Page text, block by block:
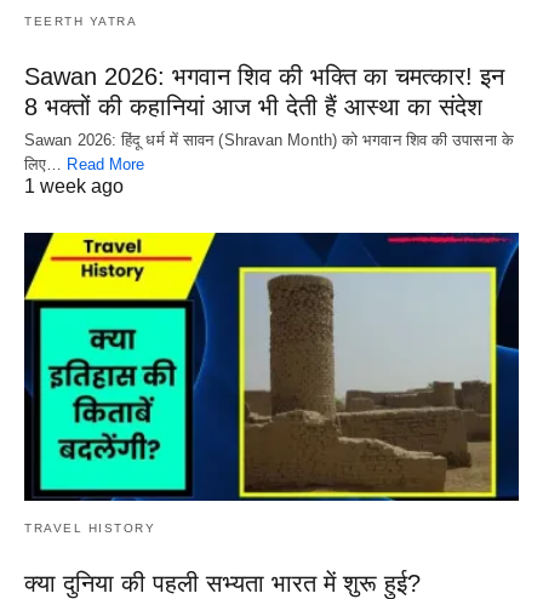
TEERTH YATRA
Sawan 2026: भगवान शिव की भक्ति का चमत्कार! इन
8 भक्तों की कहानियां आज भी देती हैं आस्था का संदेश
Sawan 2026: हिंदू धर्म में सावन (Shravan Month) को भगवान शिव की उपासना के
लिए… Read More
1 week ago
TRAVEL HISTORY
क्या दुनिया की पहली सभ्यता भारत में शुरू हुई?